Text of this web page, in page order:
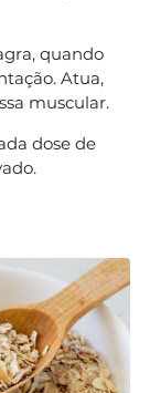
quando
Atua,
muscular.
dose de